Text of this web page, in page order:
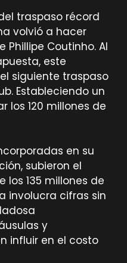
traspaso récord
volvió a hacer
Coutinho. Al
este
siguiente traspaso
Estableciendo un
los 120 millones de
en su
subieron el
135 millones de
involucra cifras sin
y
influir en el costo